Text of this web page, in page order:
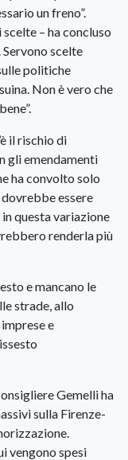
un freno”.
– ha concluso
Servono scelte
politiche
Non è vero che
il rischio di
gli emendamenti
ha convolto solo
essere
questa variazione
renderla più
e mancano le
strade, allo
e
Gemelli ha
sulla Firenze-
vengono spesi